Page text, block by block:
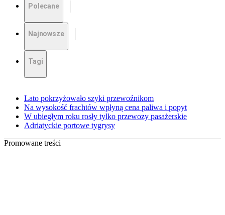
Polecane
Najnowsze
Tagi
Lato pokrzyżowało szyki przewoźnikom
Na wysokość frachtów wpłyną cena paliwa i popyt
W ubiegłym roku rosły tylko przewozy pasażerskie
Adriatyckie portowe tygrysy
Promowane treści